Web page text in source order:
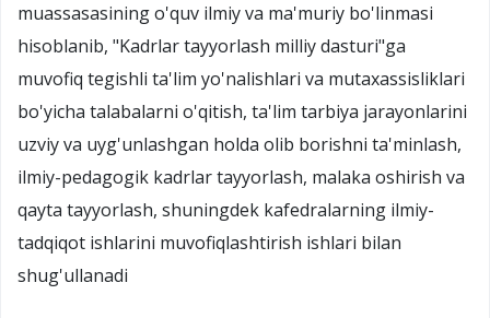
muassasasining o'quv ilmiy va ma'muriy bo'linmasi
hisoblanib, "Kadrlar tayyorlash milliy dasturi"ga
muvofiq tegishli ta'lim yo'nalishlari va mutaxassisliklari
bo'yicha talabalarni o'qitish, ta'lim tarbiya jarayonlarini
uzviy va uyg'unlashgan holda olib borishni ta'minlash,
ilmiy-pedagogik kadrlar tayyorlash, malaka oshirish va
qayta tayyorlash, shuningdek kafedralarning ilmiy-
tadqiqot ishlarini muvofiqlashtirish ishlari bilan
shug'ullanadi